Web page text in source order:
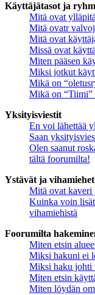
Käyttäjätasot ja
Mitä ovat
Mitä ovatr
Mitä ovat
Missä ovat
Miten pääsen
Miksi jotkut
Mikä on
Mikä on
Yksityisviestit
En voi lähettää
Saan
Olen saanut
tältä foorumilta!
Ystävät ja vihamiehet
Mitä ovat kaveri
Kuinka voin
vihamiehistä
Foorumilta
Miten etsin
Miksi hakuni ei
Miksi haku johti
Miten etsin
Miten löydän